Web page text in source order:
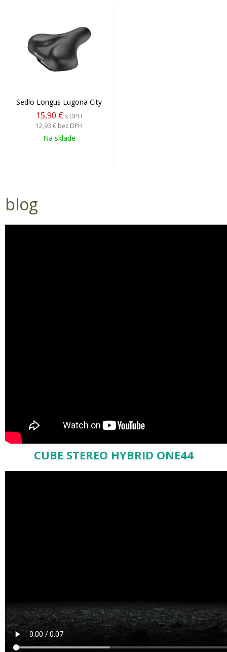
Sedlo Longus Lugona City
15,90 € s DPH
12,93 € bez DPH
Na sklade
blog
CUBE STEREO HYBRID ONE44